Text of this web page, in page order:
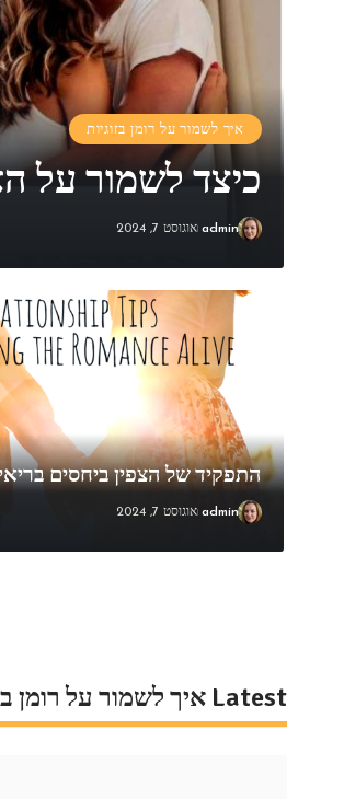
איך לשמור על רומן בזוגיות
כיצד לשמור על
admin אוגוסט 7, 2024
התפקיד של הצפין ביחסים
admin אוגוסט 7, 2024
Latest איך לשמור על רומן בזוגיות News